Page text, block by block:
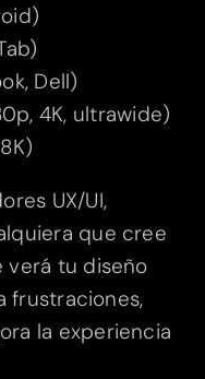
Dell)
4K, ultrawide)
UX/UI,
que cree
verá tu diseño
frustraciones,
la experiencia